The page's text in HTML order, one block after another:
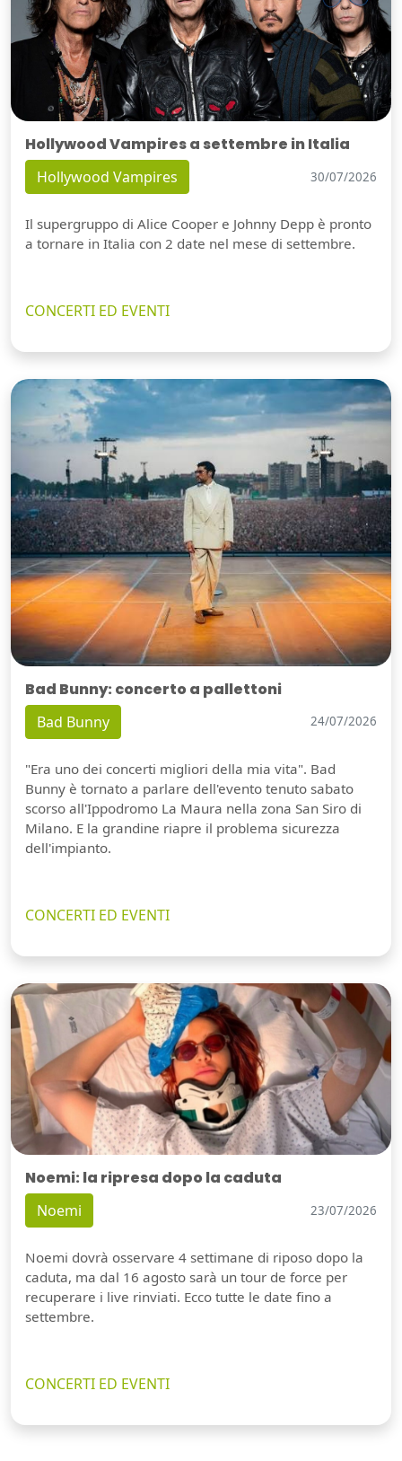
Hollywood Vampires a settembre in Italia
Hollywood Vampires 30/07/2026
Il supergruppo di Alice Cooper e Johnny Depp è pronto
a tornare in Italia con 2 date nel mese di settembre.
CONCERTI ED EVENTI
Bad Bunny: concerto a pallettoni
Bad Bunny 24/07/2026
"Era uno dei concerti migliori della mia vita". Bad
Bunny è tornato a parlare dell'evento tenuto sabato
scorso all'Ippodromo La Maura nella zona San Siro di
Milano. E la grandine riapre il problema sicurezza
dell'impianto.
CONCERTI ED EVENTI
Noemi: la ripresa dopo la caduta
Noemi 23/07/2026
Noemi dovrà osservare 4 settimane di riposo dopo la
caduta, ma dal 16 agosto sarà un tour de force per
recuperare i live rinviati. Ecco tutte le date fino a
settembre.
CONCERTI ED EVENTI